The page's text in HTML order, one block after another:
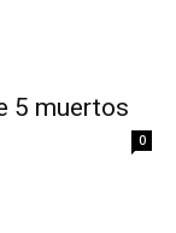
5 muertos
0